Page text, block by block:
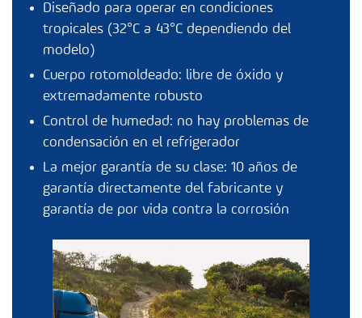
Diseñado para operar en condiciones
tropicales (32°C a 43°C dependiendo del
modelo)
Cuerpo rotomoldeado: libre de óxido y
extremadamente robusto
Control de humedad: no hay problemas de
condensación en el refrigerador
La mejor garantía de su clase: 10 años de
garantía directamente del fabricante y
garantía de por vida contra la corrosión